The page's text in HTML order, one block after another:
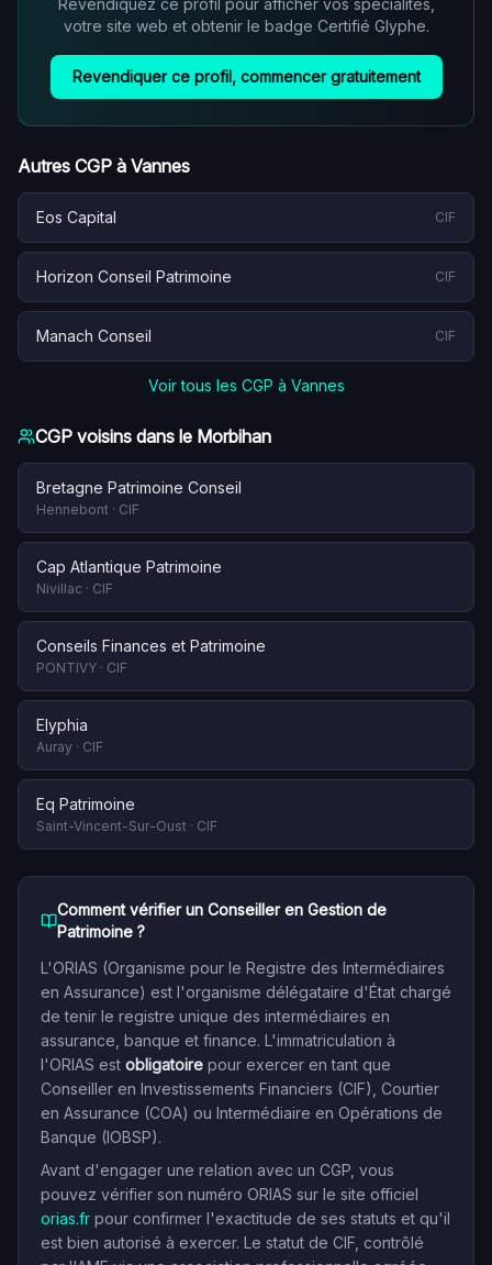
Revendiquez ce profil pour afficher vos spécialités,
votre site web et obtenir le badge Certifié Glyphe.
Revendiquer ce profil, commencer gratuitement
Autres CGP à Vannes
Eos Capital CIF
Horizon Conseil Patrimoine CIF
Manach Conseil CIF
Voir tous les CGP à Vannes
CGP voisins dans le Morbihan
Bretagne Patrimoine Conseil
Hennebont · CIF
Cap Atlantique Patrimoine
Nivillac · CIF
Conseils Finances et Patrimoine
PONTIVY · CIF
Elyphia
Auray · CIF
Eq Patrimoine
Saint-Vincent-Sur-Oust · CIF
Comment vérifier un Conseiller en Gestion de
Patrimoine ?
L'ORIAS (Organisme pour le Registre des Intermédiaires
en Assurance) est l'organisme délégataire d'État chargé
de tenir le registre unique des intermédiaires en
assurance, banque et finance. L'immatriculation à
l'ORIAS est obligatoire pour exercer en tant que
Conseiller en Investissements Financiers (CIF), Courtier
en Assurance (COA) ou Intermédiaire en Opérations de
Banque (IOBSP).
Avant d'engager une relation avec un CGP, vous
pouvez vérifier son numéro ORIAS sur le site officiel
orias.fr pour confirmer l'exactitude de ses statuts et qu'il
est bien autorisé à exercer. Le statut de CIF, contrôlé